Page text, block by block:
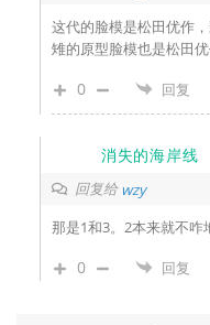
这代的脸模是松田优作
雉的原型脸模也是松田优
0 回复
消失的海岸线
回复给 wzy
那是1和3。2本来就不咋
0 回复